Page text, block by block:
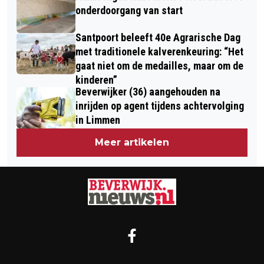
PATINA BEACHBATTLE!
onderdoorgang van start
Santpoort beleeft 40e Agrarische Dag
met traditionele kalverenkeuring: “Het
gaat niet om de medailles, maar om de
kinderen”
Beverwijker (36) aangehouden na
inrijden op agent tijdens achtervolging
in Limmen
Meer artikelen